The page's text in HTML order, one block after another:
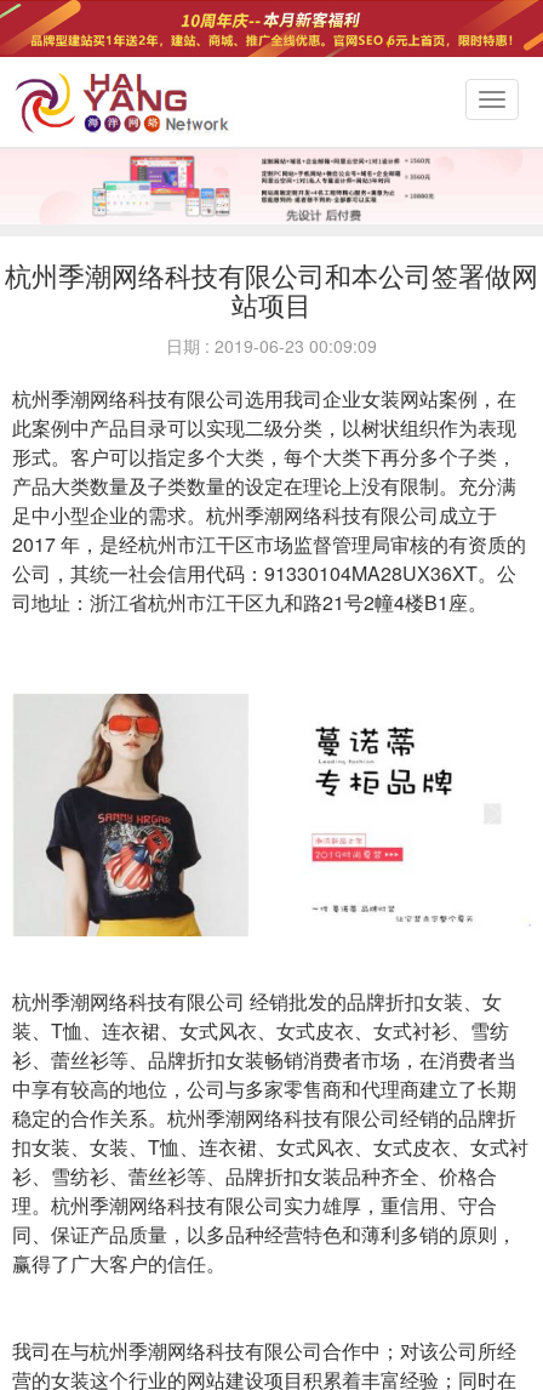
切
换
导
杭州季潮网络科技有限公司和本公司签署做网
站项目
日期 : 2019-06-23 00:09:09
杭州季潮网络科技有限公司选用我司企业女装网站案例，在
此案例中产品目录可以实现二级分类，以树状组织作为表现
形式。客户可以指定多个大类，每个大类下再分多个子类，
产品大类数量及子类数量的设定在理论上没有限制。充分满
足中小型企业的需求。杭州季潮网络科技有限公司成立于
2017 年，是经杭州市江干区市场监督管理局审核的有资质的
公司，其统一社会信用代码：91330104MA28UX36XT。公
司地址：浙江省杭州市江干区九和路21号2幢4楼B1座。
杭州季潮网络科技有限公司 经销批发的品牌折扣女装、女
装、T恤、连衣裙、女式风衣、女式皮衣、女式衬衫、雪纺
衫、蕾丝衫等、品牌折扣女装畅销消费者市场，在消费者当
中享有较高的地位，公司与多家零售商和代理商建立了长期
稳定的合作关系。杭州季潮网络科技有限公司经销的品牌折
扣女装、女装、T恤、连衣裙、女式风衣、女式皮衣、女式衬
衫、雪纺衫、蕾丝衫等、品牌折扣女装品种齐全、价格合
理。杭州季潮网络科技有限公司实力雄厚，重信用、守合
同、保证产品质量，以多品种经营特色和薄利多销的原则，
赢得了广大客户的信任。
我司在与杭州季潮网络科技有限公司合作中；对该公司所经
营的女装这个行业的网站建设项目积累着丰富经验；同时在